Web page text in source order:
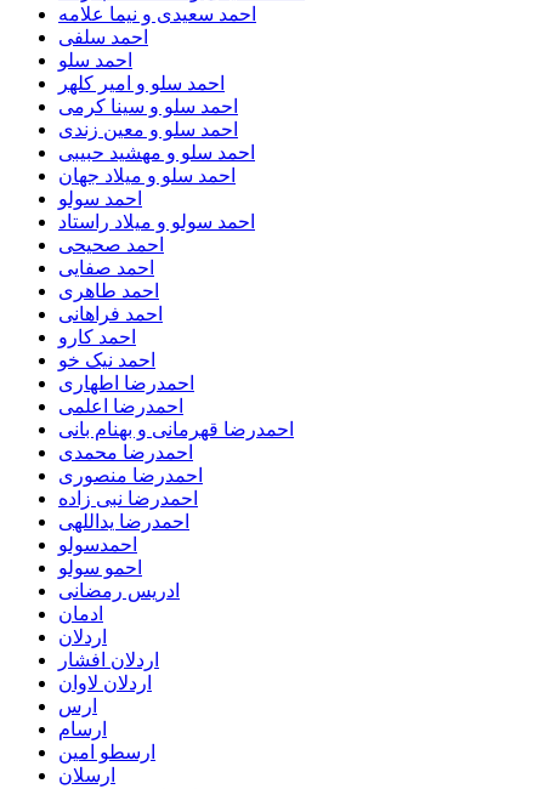
احمد سعیدی و نیما علامه
احمد سلفی
احمد سلو
احمد سلو و امیر کلهر
احمد سلو و سینا کرمی
احمد سلو و معین زندی
احمد سلو و مهشید حبیبی
احمد سلو و میلاد جهان
احمد سولو
احمد سولو و میلاد راستاد
احمد صحیحی
احمد صفایی
احمد طاهری
احمد فراهانی
احمد کارو
احمد نیک خو
احمدرضا اطهاری
احمدرضا اعلمی
احمدرضا قهرمانی و بهنام بانی
احمدرضا محمدی
احمدرضا منصوری
احمدرضا نبی زاده
احمدرضا یداللهی
احمدسولو
احمو سولو
ادریس رمضانی
ادمان
اردلان
اردلان افشار
اردلان لاوان
ارس
ارسام
ارسطو امین
ارسلان